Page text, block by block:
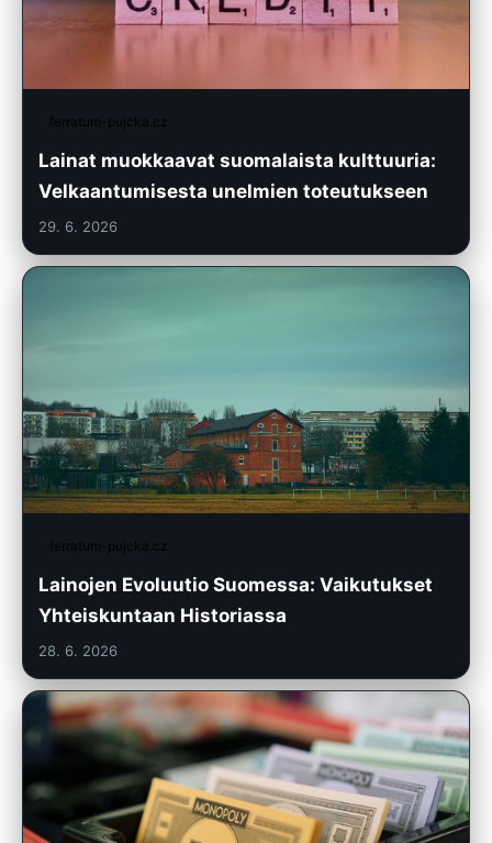
ferratum-pujcka.cz
Lainat muokkaavat suomalaista kulttuuria:
Velkaantumisesta unelmien toteutukseen
29. 6. 2026
ferratum-pujcka.cz
Lainojen Evoluutio Suomessa: Vaikutukset
Yhteiskuntaan Historiassa
28. 6. 2026